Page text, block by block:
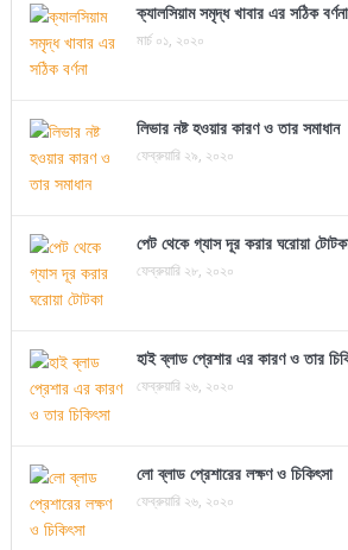
ক্যালসিয়াম সমৃদ্ধ খাবার এর সঠিক বর্ণনা
মার্চ ০১, ২০২০
লিভার নষ্ট হওয়ার কারণ ও তার সমাধান
ফেব্রুয়ারি ২৯, ২০২০
পেট থেকে গ্যাস দূর করার ঘরোয়া
ফেব্রুয়ারি ২৮, ২০২০
হাই ব্লাড প্রেশার এর কারণ ও তার
ফেব্রুয়ারি ২৬, ২০২০
লো ব্লাড প্রেশারের লক্ষণ ও চিকিৎসা
ফেব্রুয়ারি ২৬, ২০২০